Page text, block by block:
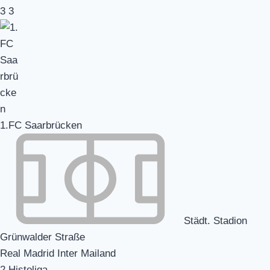
3 3
1.FC Saarbrücken
Städt. Stadion
Grünwalder Straße
Real Madrid Inter Mailand